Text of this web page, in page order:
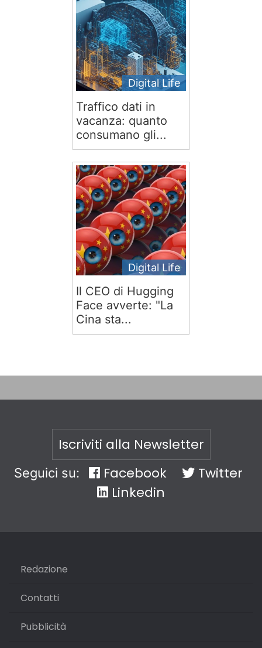
Digital Life
Traffico dati in
vacanza: quanto
consumano gli...
Digital Life
Il CEO di Hugging
Face avverte: "La
Cina sta...
Iscriviti alla Newsletter
Seguici su: Facebook
Twitter
Linkedin
Redazione
Contatti
Pubblicità